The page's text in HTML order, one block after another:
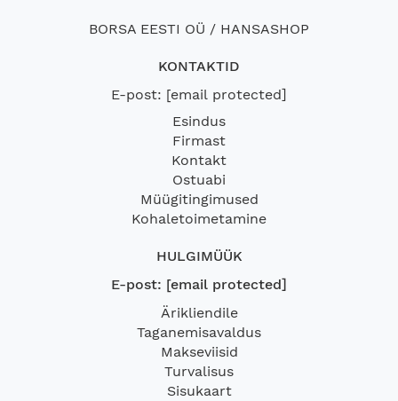
BORSA EESTI OÜ / HANSASHOP
KONTAKTID
E-post: [email protected]
Esindus
Firmast
Kontakt
Ostuabi
Müügitingimused
Kohaletoimetamine
HULGIMÜÜK
E-post: [email protected]
Ärikliendile
Taganemisavaldus
Makseviisid
Turvalisus
Sisukaart